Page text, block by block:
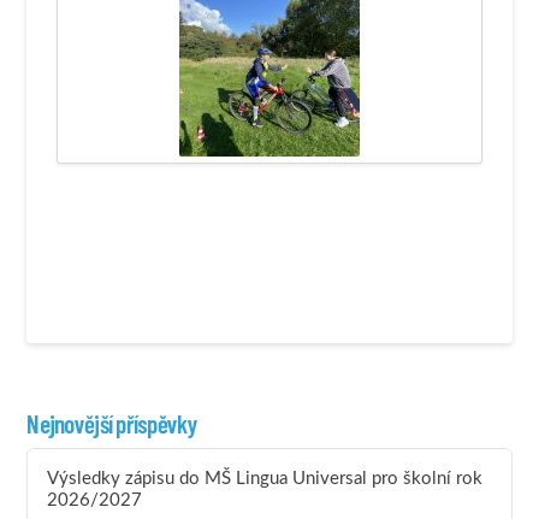
Nejnovější příspěvky
Výsledky zápisu do MŠ Lingua Universal pro školní rok
2026/2027